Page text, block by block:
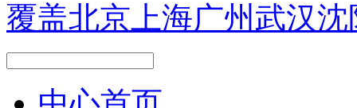
覆盖北京上海广州武汉沈